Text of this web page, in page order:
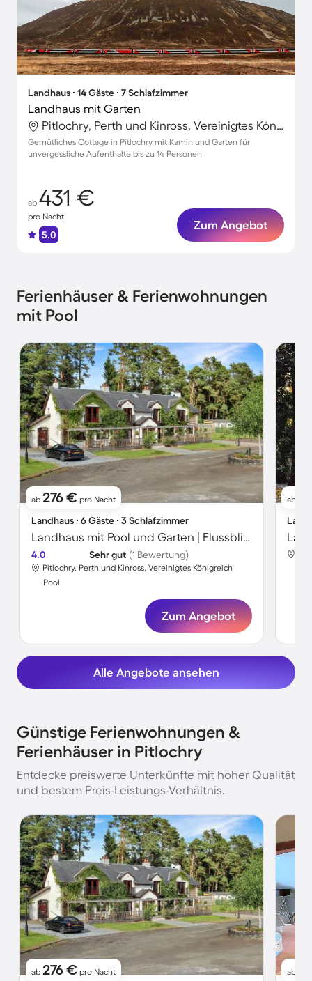
Landhaus ∙ 14 Gäste ∙ 7 Schlafzimmer
Landhaus mit Garten
Pitlochry, Perth und Kinross, Vereinigtes Königreich
Gemütliches Cottage in Pitlochry mit Kamin und Garten für
unvergessliche Aufenthalte bis zu 14 Personen
ab 431 €
pro Nacht
5.0
Zum Angebot
Ferienhäuser & Ferienwohnungen
mit Pool
ab 276 € pro Nacht
Landhaus ∙ 6 Gäste ∙ 3 Schlafzimmer
Landhaus mit Pool und Garten | Flussblick
4.0 Sehr gut (1 Bewertung)
Pitlochry, Perth und Kinross, Vereinigtes Königreich
Pool
Zum Angebot
ab
Alle Angebote ansehen
Günstige Ferienwohnungen &
Ferienhäuser in Pitlochry
Entdecke preiswerte Unterkünfte mit hoher Qualität
und bestem Preis-Leistungs-Verhältnis.
ab 276 € pro Nacht ab